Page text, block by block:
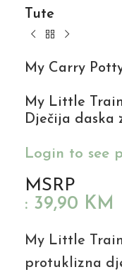
Tute
My Carry
My Little
Dječija daska
Login to see
MSRP
: 39,90 KM
My Little
protuklizna